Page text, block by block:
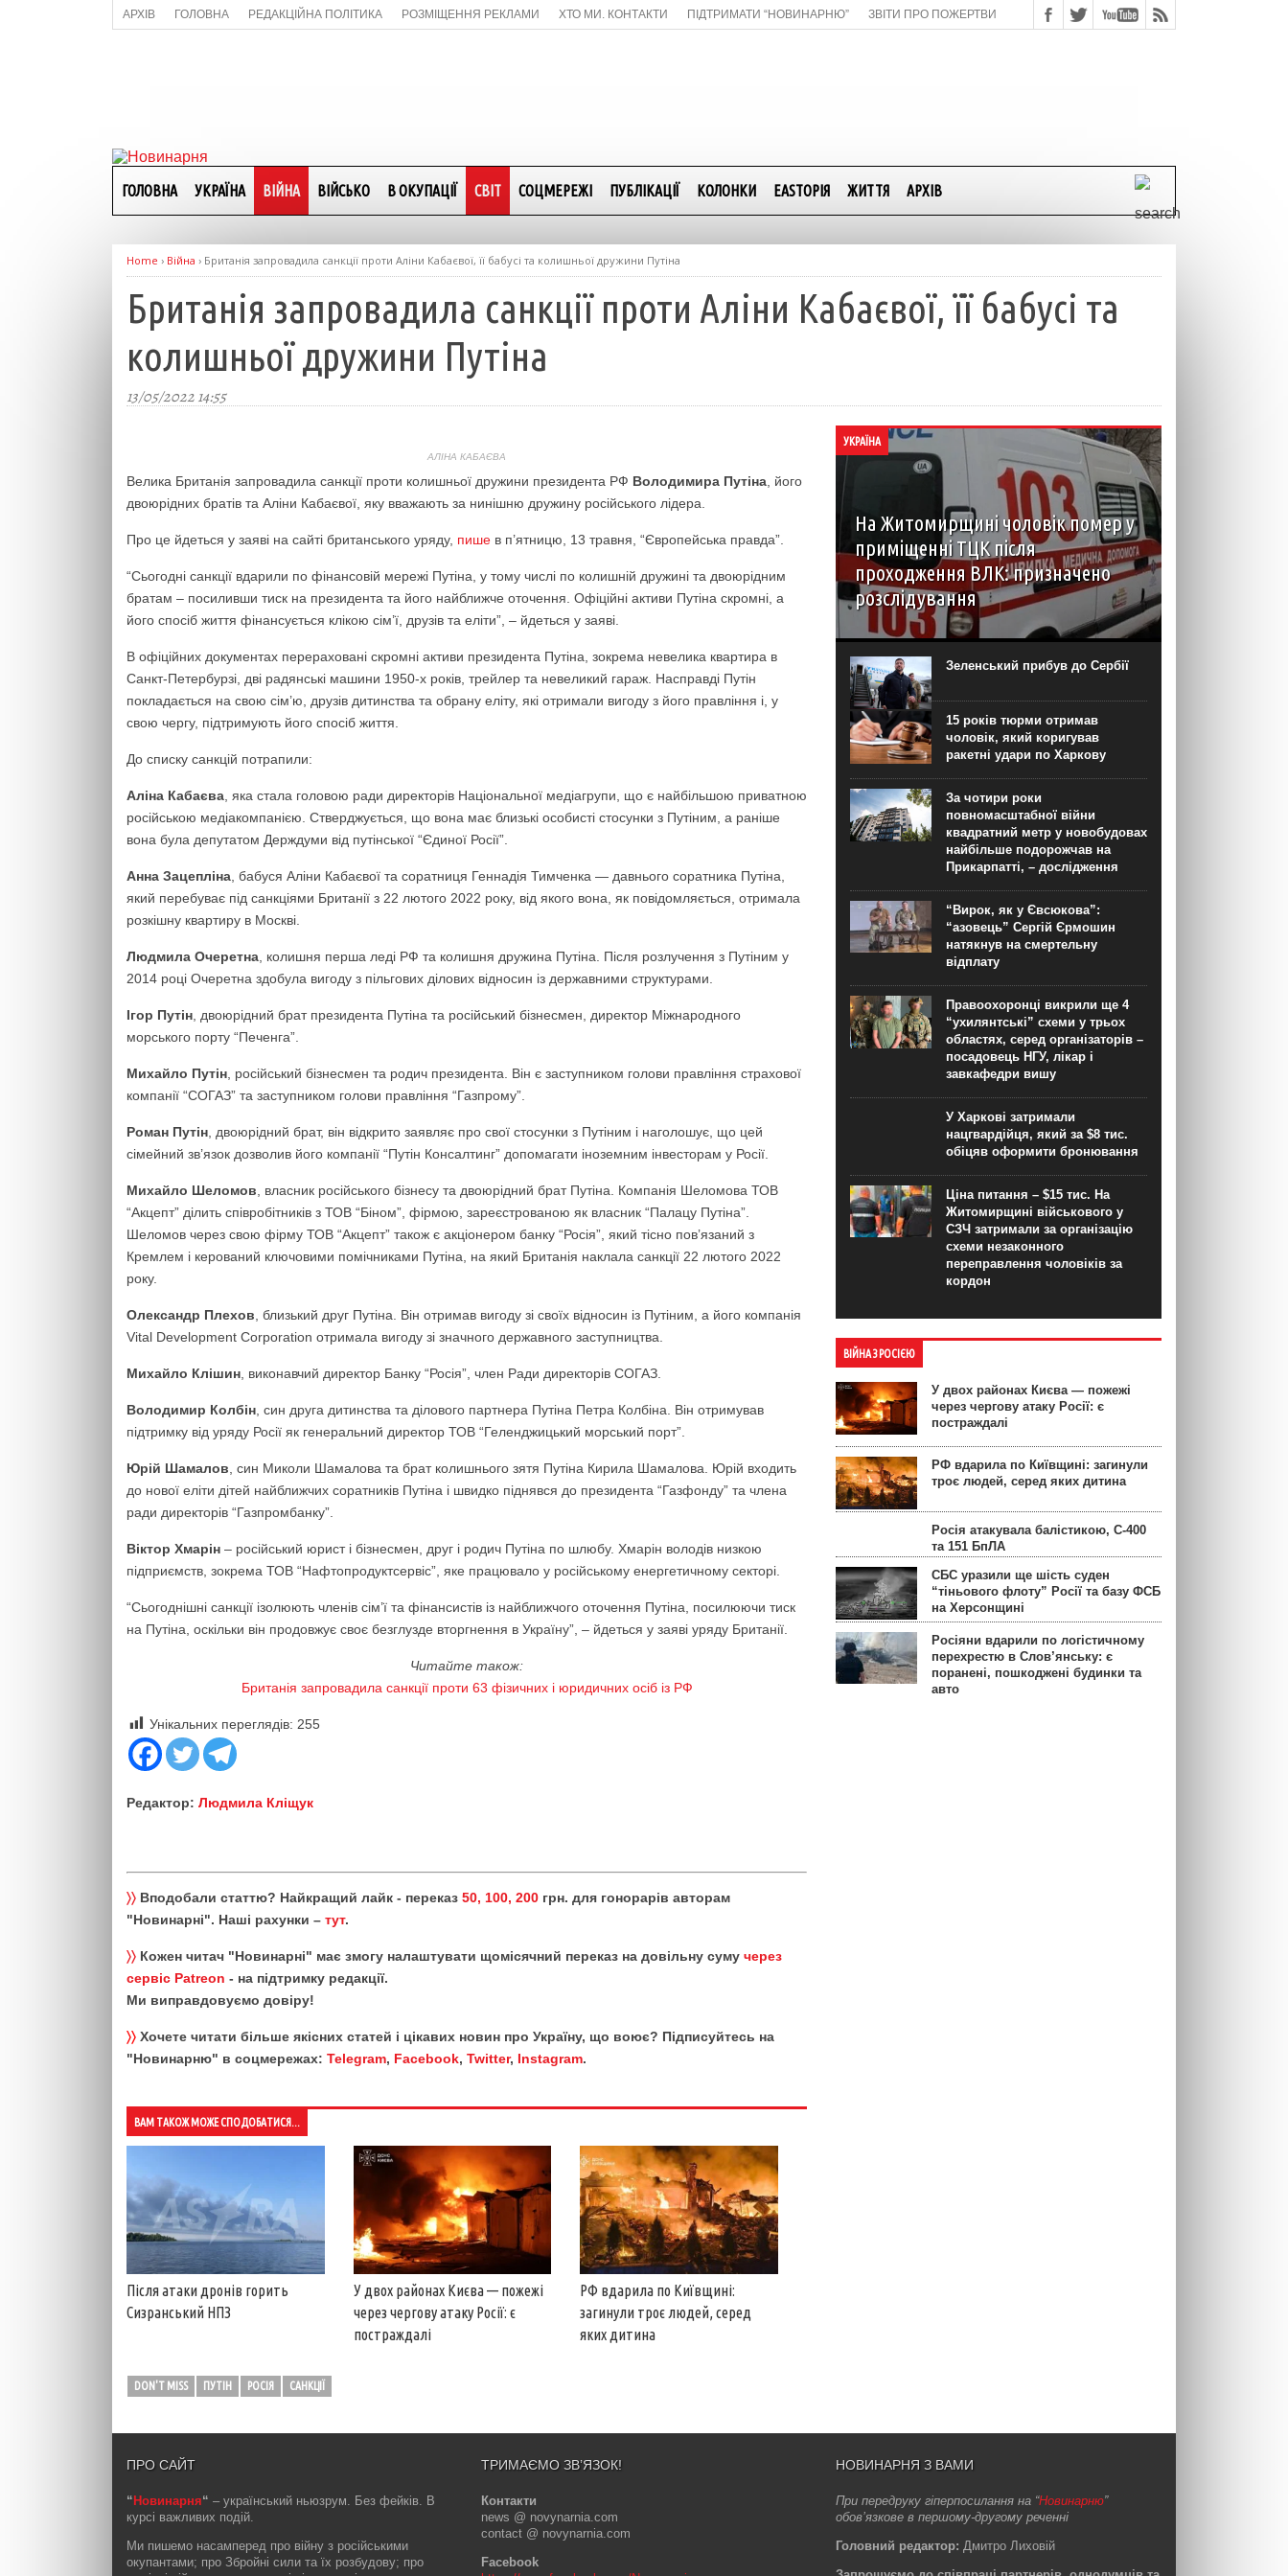
АРХІВ ГОЛОВНА РЕДАКЦІЙНА ПОЛІТИКА РОЗМІЩЕННЯ РЕКЛАМИ ХТО МИ. КОНТАКТИ ПІДТРИМАТИ “НОВИНАРНЮ” ЗВІТИ ПРО ПОЖЕРТВИ
ГОЛОВНА УКРАЇНА ВІЙНА ВІЙСЬКО В ОКУПАЦІЇ СВІТ СОЦМЕРЕЖІ ПУБЛІКАЦІЇ КОЛОНКИ EASTОРІЯ ЖИТТЯ АРХІВ
Home › Війна › Британія запровадила санкції проти Аліни Кабаєвої, її бабусі та колишньої дружини Путіна
Британія запровадила санкції проти Аліни Кабаєвої, її бабусі та
колишньої дружини Путіна
13/05/2022 14:55
АЛІНА КАБАЄВА
Велика Британія запровадила санкції проти колишньої дружини президента РФ Володимира Путіна , його
двоюрідних братів та Аліни Кабаєвої, яку вважають за нинішню дружину російського лідера.
Про це йдеться у заяві на сайті британського уряду, пише в п’ятницю, 13 травня, “Європейська правда”.
“Сьогодні санкції вдарили по фінансовій мережі Путіна, у тому числі по колишній дружині та двоюрідним
братам – посиливши тиск на президента та його найближче оточення. Офіційні активи Путіна скромні, а
його спосіб життя фінансується клікою сім’ї, друзів та еліти”, – йдеться у заяві.
В офіційних документах перераховані скромні активи президента Путіна, зокрема невелика квартира в
Санкт-Петербурзі, дві радянські машини 1950-х років, трейлер та невеликий гараж. Насправді Путін
покладається на свою сім’ю, друзів дитинства та обрану еліту, які отримали вигоду з його правління і, у
свою чергу, підтримують його спосіб життя.
До списку санкцій потрапили:
Аліна Кабаєва , яка стала головою ради директорів Національної медіагрупи, що є найбільшою приватною
російською медіакомпанією. Стверджується, що вона має близькі особисті стосунки з Путіним, а раніше
вона була депутатом Держдуми від путінської “Єдиної Росії”.
Анна Зацепліна , бабуся Аліни Кабаєвої та соратниця Геннадія Тимченка — давнього соратника Путіна,
який перебуває під санкціями Британії з 22 лютого 2022 року, від якого вона, як повідомляється, отримала
розкішну квартиру в Москві.
Людмила Очеретна , колишня перша леді РФ та колишня дружина Путіна. Після розлучення з Путіним у
2014 році Очеретна здобула вигоду з пільгових ділових відносин із державними структурами.
Ігор Путін , двоюрідний брат президента Путіна та російський бізнесмен, директор Міжнародного
морського порту “Печенга”.
Михайло Путін , російський бізнесмен та родич президента. Він є заступником голови правління страхової
компанії “СОГАЗ” та заступником голови правління “Газпрому”.
Роман Путін , двоюрідний брат, він відкрито заявляє про свої стосунки з Путіним і наголошує, що цей
сімейний зв’язок дозволив його компанії “Путін Консалтинг” допомагати іноземним інвесторам у Росії.
Михайло Шеломов , власник російського бізнесу та двоюрідний брат Путіна. Компанія Шеломова ТОВ
“Акцепт” ділить співробітників з ТОВ “Біном”, фірмою, зареєстрованою як власник “Палацу Путіна”.
Шеломов через свою фірму ТОВ “Акцепт” також є акціонером банку “Росія”, який тісно пов’язаний з
Кремлем і керований ключовими помічниками Путіна, на який Британія наклала санкції 22 лютого 2022
року.
Олександр Плехов , близький друг Путіна. Він отримав вигоду зі своїх відносин із Путіним, а його компанія
Vital Development Corporation отримала вигоду зі значного державного заступництва.
Михайло Клішин , виконавчий директор Банку “Росія”, член Ради директорів СОГАЗ.
Володимир Колбін , син друга дитинства та ділового партнера Путіна Петра Колбіна. Він отримував
підтримку від уряду Росії як генеральний директор ТОВ “Геленджицький морський порт”.
Юрій Шамалов , син Миколи Шамалова та брат колишнього зятя Путіна Кирила Шамалова. Юрій входить
до нової еліти дітей найближчих соратників Путіна і швидко піднявся до президента “Газфонду” та члена
ради директорів “Газпромбанку”.
Віктор Хмарін – російський юрист і бізнесмен, друг і родич Путіна по шлюбу. Хмарін володів низкою
підприємств, зокрема ТОВ “Нафтопродуктсервіс”, яке працювало у російському енергетичному секторі.
“Сьогоднішні санкції ізолюють членів сім’ї та фінансистів із найближчого оточення Путіна, посилюючи тиск
на Путіна, оскільки він продовжує своє безглузде вторгнення в Україну”, – йдеться у заяві уряду Британії.
Читайте також:
Британія запровадила санкції проти 63 фізичних і юридичних осіб із РФ
Унікальних переглядів: 255
Редактор: Людмила Кліщук
〉〉 Вподобали статтю? Найкращий лайк - переказ 50, 100, 200 грн. для гонорарів авторам
"Новинарні". Наші рахунки – тут.
〉〉 Кожен читач "Новинарні" має змогу налаштувати щомісячний переказ на довільну суму через
сервіс Patreon - на підтримку редакції.
Ми виправдовуємо довіру!
〉〉 Хочете читати більше якісних статей і цікавих новин про Україну, що воює? Підписуйтесь на
"Новинарню" в соцмережах: Telegram, Facebook, Twitter, Instagram.
ВАМ ТАКОЖ МОЖЕ СПОДОБАТИСЯ...
Після атаки дронів горить
Сизранський НПЗ
У двох районах Києва — пожежі
через чергову атаку Росії: є
постраждалі
РФ вдарила по Київщині:
загинули троє людей, серед
яких дитина
DON'T MISS ПУТІН РОСІЯ САНКЦІЇ
УКРАЇНА
На Житомирщині чоловік помер у
приміщенні ТЦК після
проходження ВЛК: призначено
розслідування
6 серпня до територіального центру
комплектування на Житомирщині доставили
чоловіка, який фігурував як порушник правил
військового обліку. Під час перебування у
приміщенні він знепритомнів, а потім помер. Про
інцидент...
Зеленський прибув до Сербії
15 років тюрми отримав
чоловік, який коригував
ракетні удари по Харкову
За чотири роки
повномасштабної війни
квадратний метр у новобудовах
найбільше подорожчав на
Прикарпатті, – дослідження
“Вирок, як у Євсюкова”:
“азовець” Сергій Єрмошин
натякнув на смертельну
відплату
Правоохоронці викрили ще 4
“ухилянтські” схеми у трьох
областях, серед організаторів –
посадовець НГУ, лікар і
завкафедри вишу
У Харкові затримали
нацгвардійця, який за $8 тис.
обіцяв оформити бронювання
Ціна питання – $15 тис. На
Житомирщині військового у
СЗЧ затримали за організацію
схеми незаконного
переправлення чоловіків за
кордон
ВІЙНА З РОСІЄЮ
У двох районах Києва — пожежі
через чергову атаку Росії: є
постраждалі
РФ вдарила по Київщині: загинули
троє людей, серед яких дитина
Росія атакувала балістикою, С-400
та 151 БпЛА
СБС уразили ще шість суден
“тіньового флоту” Росії та базу ФСБ
на Херсонщині
Росіяни вдарили по логістичному
перехрестю в Слов’янську: є
поранені, пошкоджені будинки та
авто
ПРО САЙТ
“Новинарня“ – український ньюзрум. Без фейків. В
курсі важливих подій.
Ми пишемо насамперед про війну з російськими
окупантами; про Збройні сили та їх розбудову; про
ТРИМАЄМО ЗВ’ЯЗОК!
Контакти
news @ novynarnia.com
contact @ novynarnia.com
Facebook
НОВИНАРНЯ З ВАМИ
При передруку гіперпосилання на “Новинарню”
обов’язкове в першому-другому реченні
Головний редактор: Дмитро Лиховій